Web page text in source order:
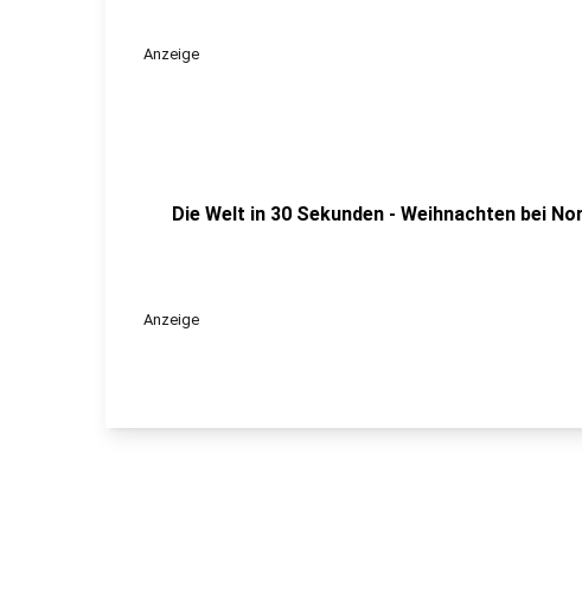
Anzeige
Die Welt in 30 Sekunden - Weihnachten bei
Anzeige